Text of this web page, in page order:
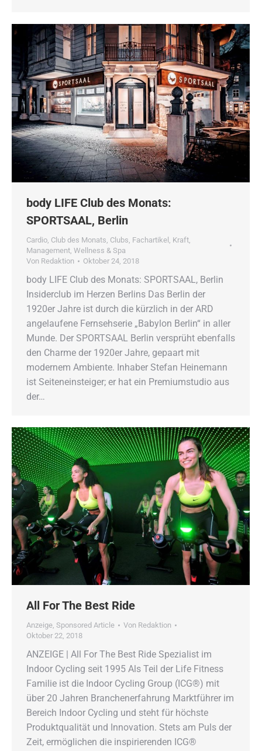
body LIFE Club des Monats:
SPORTSAAL, Berlin
Cardio, Club des Monats, Clubs, Fachartikel , Kraft,
Management, Wellness & Spa
Von Redaktion Oktober 24, 2018
body LIFE Club des Monats: SPORTSAAL, Berlin
Insiderclub im Herzen Berlins Das Berlin der
1920er Jahre ist durch die kürzlich in der ARD
angelaufene Fernsehserie „Babylon Berlin“ in aller
Munde. Der SPORTSAAL Berlin versprüht ebenfalls
den Charme der 1920er Jahre, gepaart mit
modernem Ambiente. Inhaber Stefan Heinemann
ist Seiteneinsteiger; er hat ein Premiumstudio aus
der…
All For The Best Ride
Anzeige, Sponsored Article Von Redaktion
Oktober 22, 2018
ANZEIGE | All For The Best Ride Spezialist im
Indoor Cycling seit 1995 Als Teil der Life Fitness
Familie ist die Indoor Cycling Group (ICG®) mit
über 20 Jahren Branchenerfahrung Marktführer im
Bereich Indoor Cycling und steht für höchste
Produktqualität und Innovation. Stets am Puls der
Zeit, ermöglichen die inspirierenden ICG®